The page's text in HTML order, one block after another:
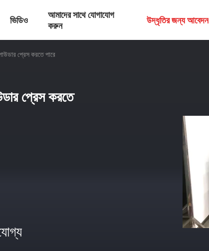
ভিডিও
আমাদের সাথে যোগাযোগ
করুন
উদ্ধৃতির জন্য আবেদন
প্রেস করতে পারে
প্রেস করতে